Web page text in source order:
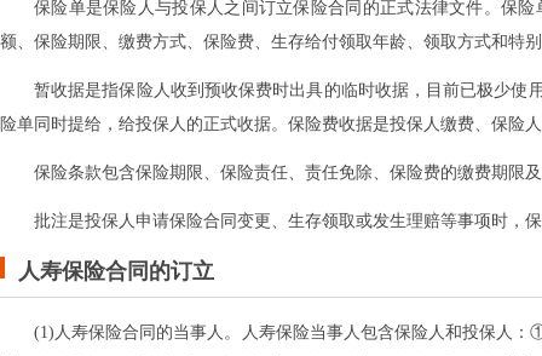
保险单是保险人与投保人之间订立保险合同的正式法律文件。保
额、保险期限、缴费方式、保险费、生存给付领取年龄、领取方式和特
暂收据是指保险人收到预收保费时出具的临时收据，目前已极少
险单同时提给，给投保人的正式收据。保险费收据是投保人缴费、保险
保险条款包含保险期限、保险责任、责任免除、保险费的缴费期限
批注是投保人申请保险合同变更、生存领取或发生理赔等事项时，
人寿保险合同的订立
(1)人寿保险合同的当事人。人寿保险当事人包含保险人和投保人